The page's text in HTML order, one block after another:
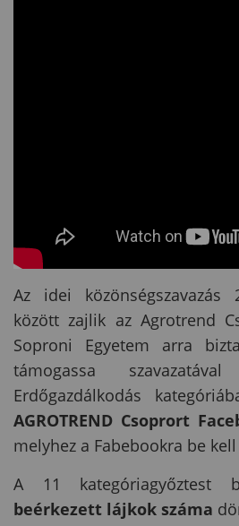
Az idei közönségszavazás
között zajlik az Agrotrend
Soproni Egyetem arra
támogassa
Erdőgazdálkodás
AGROTREND Csoprort
melyhez a Fabebookra be
A 11 kategóriagyőztest
beérkezett lájkok száma